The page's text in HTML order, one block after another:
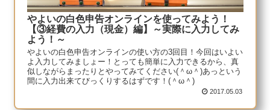
やよいの白色申告オンラインを使ってみよう！
【③経費の入力（現金）編】～実際に入力してみ
よう！～
やよいの白色申告オンラインの使い方の3回目！今回はいよい
よ入力してみましょー！とっても簡単に入力できるから、真
似しながらまったりとやってみてください(＾ω＾)あっという
間に入力出来てびっくりするはずです！(＾ω＾)
2017.05.03